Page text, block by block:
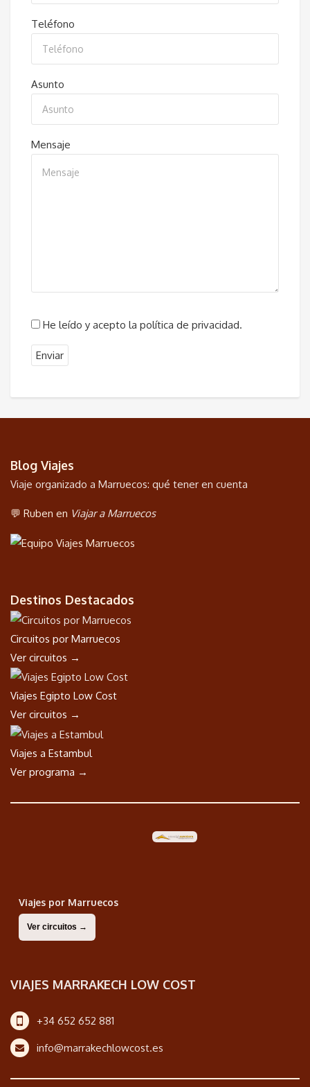
Teléfono
Asunto
Mensaje
He leído y acepto la política de privacidad.
Blog Viajes
Viaje organizado a Marruecos: qué tener en cuenta
💬 Ruben en Viajar a Marruecos
Destinos Destacados
Circuitos por Marruecos
Ver circuitos →
Viajes Egipto Low Cost
Ver circuitos →
Viajes a Estambul
Ver programa →
Viajes por Marruecos
Ver circuitos →
VIAJES MARRAKECH LOW COST
+34 652 652 881
info@marrakechlowcost.es